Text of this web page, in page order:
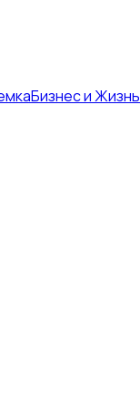
Бизнес и Жизнь